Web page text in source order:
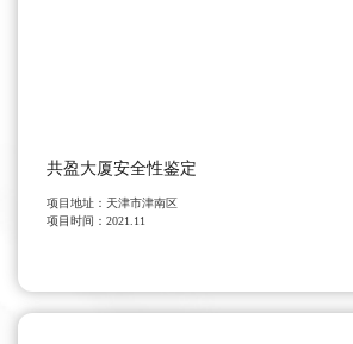
共盈大厦安全性鉴定
项目地址： 天津市津南区
项目时间： 2021.11